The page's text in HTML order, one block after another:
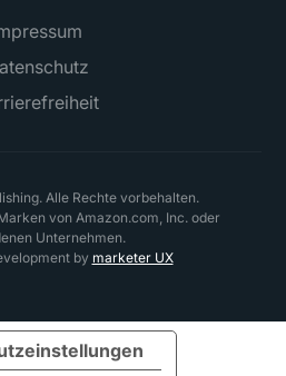
Alle Rechte vorbehalten.
von Amazon.com, Inc. oder
Unternehmen.
by marketer UX